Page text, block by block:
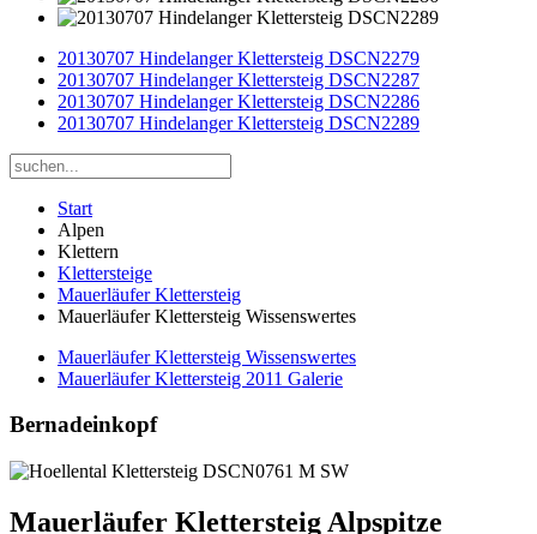
20130707 Hindelanger Klettersteig DSCN2279
20130707 Hindelanger Klettersteig DSCN2287
20130707 Hindelanger Klettersteig DSCN2286
20130707 Hindelanger Klettersteig DSCN2289
Start
Alpen
Klettern
Klettersteige
Mauerläufer Klettersteig
Mauerläufer Klettersteig Wissenswertes
Mauerläufer Klettersteig Wissenswertes
Mauerläufer Klettersteig 2011 Galerie
Bernadeinkopf
Mauerläufer Klettersteig Alpspitze